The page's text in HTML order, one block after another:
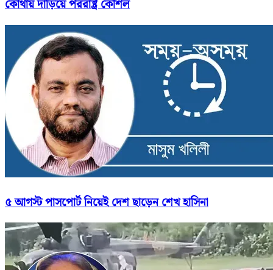
কোথায় দাঁড়িয়ে পররাষ্ট্র কৌশল
৫ আগস্ট পাসপোর্ট নিয়েই দেশ ছাড়েন শেখ হাসিনা